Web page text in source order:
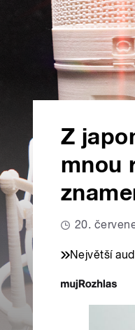
Z
mnou
20.
Největší